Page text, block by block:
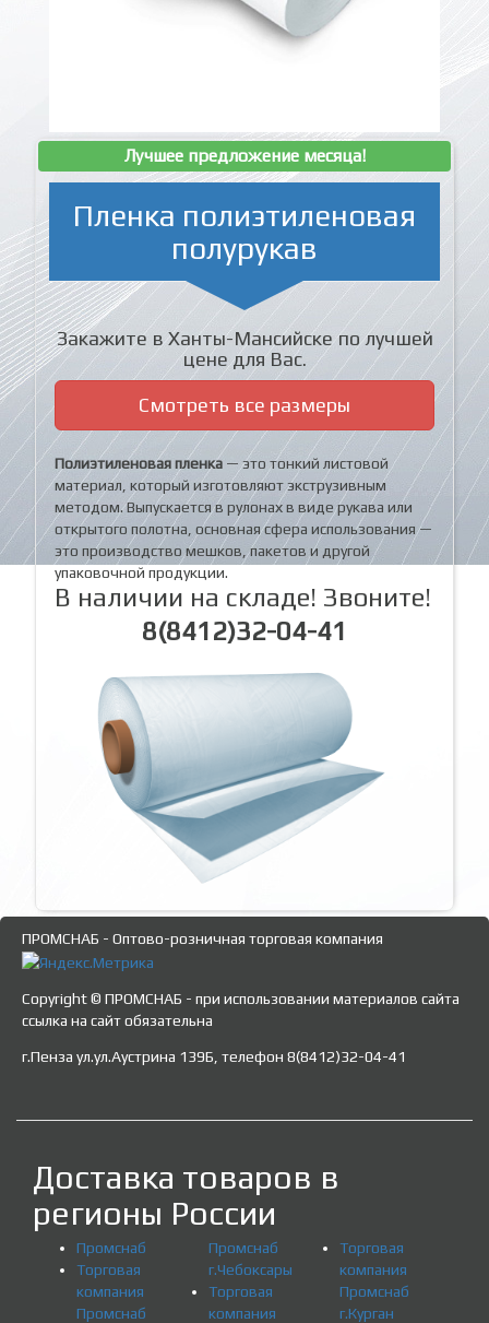
Лучшее предложение месяца!
Пленка полиэтиленовая
полурукав
Закажите в Ханты-Мансийске по лучшей
цене для Вас.
Смотреть все размеры
Полиэтиленовая пленка — это тонкий листовой
материал, который изготовляют экструзивным
методом. Выпускается в рулонах в виде рукава или
открытого полотна, основная сфера использования —
это производство мешков, пакетов и другой
упаковочной продукции.
В наличии на складе! Звоните!
8(8412)32-04-41
ПРОМСНАБ - Оптово-розничная торговая компания
Copyright © ПРОМСНАБ - при использовании материалов сайта
ссылка на сайт обязательна
г.Пенза ул.ул.Аустрина 139Б, телефон 8(8412)32-04-41
Доставка товаров в
регионы России
Промснаб
Торговая
компания
Промснаб
Промснаб
г.Чебоксары
Торговая
компания
Торговая
компания
Промснаб
г.Курган